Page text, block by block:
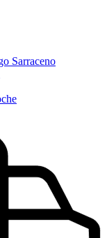
Sarraceno